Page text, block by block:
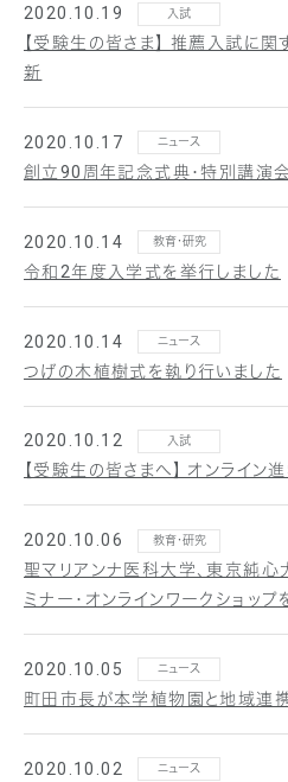
2020.10.19 入試
【受験生の皆さま】 推薦入試に
新
2020.10.17 ニュース
創立90周年記念式典・特別講演
2020.10.14 教育・研究
令和2年度入学式を挙行しました
2020.10.14 ニュース
つげの木植樹式を執り行いました
2020.10.12 入試
【受験生の皆さまへ】 オンライン
2020.10.06 教育・研究
聖マリアンナ医科大学、東京純
ミナー・オンラインワークショップ
2020.10.05 ニュース
町田市長が本学植物園と地域連
2020.10.02 ニュース